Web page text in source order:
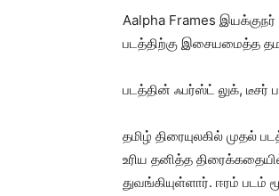
Aalpha Frames
படத்திற்கு இசையமைத்த
படத்தின் ஃபர்ஸ்ட் லுக், டீசர்
தமிழ் திரையுலகில் முதல்
உரிய தனித்த
துவங்கியுள்ளார். ஈரம்